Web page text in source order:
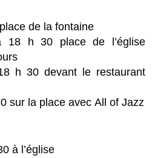
de la fontaine
h 30 place de l’église
h 30 devant le restaurant
sur la place avec All of Jazz
à l’église